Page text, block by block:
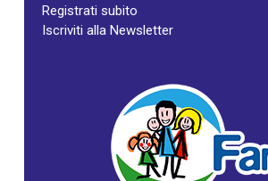
Registrati subito
Iscriviti alla Newsletter